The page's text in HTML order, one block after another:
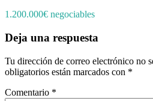
1.200.000€ negociables
Deja una respuesta
Tu dirección de correo electrónico no
obligatorios están marcados con *
Comentario *